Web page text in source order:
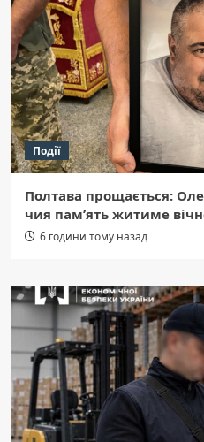
Події
Полтава прощається:
чия пам’ять житиме
6 години тому назад